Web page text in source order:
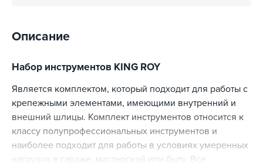
Описание
Набор инструментов KING ROY
Является комплектом, который подходит для работы с
крепежными элементами, имеющими внутренний и
внешний шлицы. Комплект инструментов относится к
классу полупрофессиональных инструментов и
наиболее подходит для работы в условиях умеренных
нагрузок в гараже, мастерской или быту. Все